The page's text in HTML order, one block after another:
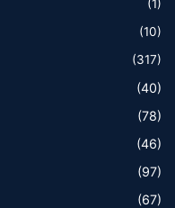
(1)
(10)
(317)
(40)
(78)
(46)
(97)
(67)